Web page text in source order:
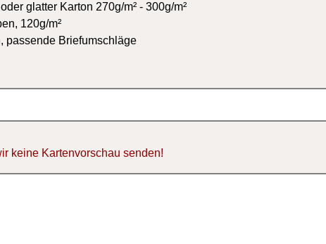
glatter Karton 270g/m² - 300g/m²
120g/m²
passende Briefumschläge
keine Kartenvorschau senden!